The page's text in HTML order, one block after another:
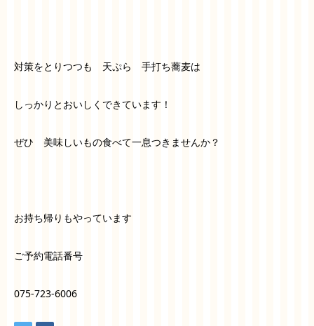
対策をとりつつも 天ぷら 手打ち蕎麦は
しっかりとおいしくできています！
ぜひ 美味しいもの食べて一息つきませんか？
お持ち帰りもやっています
ご予約電話番号
075-723-6006